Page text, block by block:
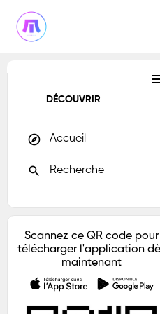
DÉCOUVRIR
explore Accueil
search Recherche
Scannez ce QR code pour
télécharger l'application
maintenant